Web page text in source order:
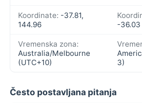
Koordinate: -37.81,
144.96
-36.03
Vremenska zona:
Australia/Melbourne
(UTC+10)
3)
Često postavljana pitanja